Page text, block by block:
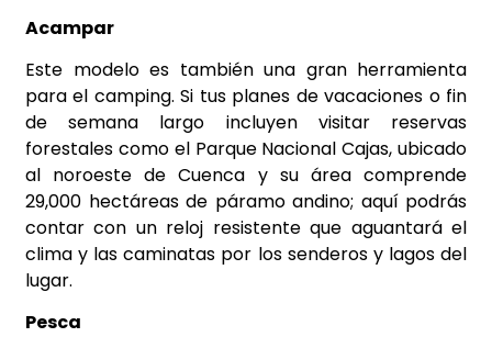
Acampar
Este modelo es también una gran herramienta
para el camping. Si tus planes de vacaciones o fin
de semana largo incluyen visitar reservas
forestales como el Parque Nacional Cajas, ubicado
al noroeste de Cuenca y su área comprende
29,000 hectáreas de páramo andino; aquí podrás
contar con un reloj resistente que aguantará el
clima y las caminatas por los senderos y lagos del
lugar.
Pesca